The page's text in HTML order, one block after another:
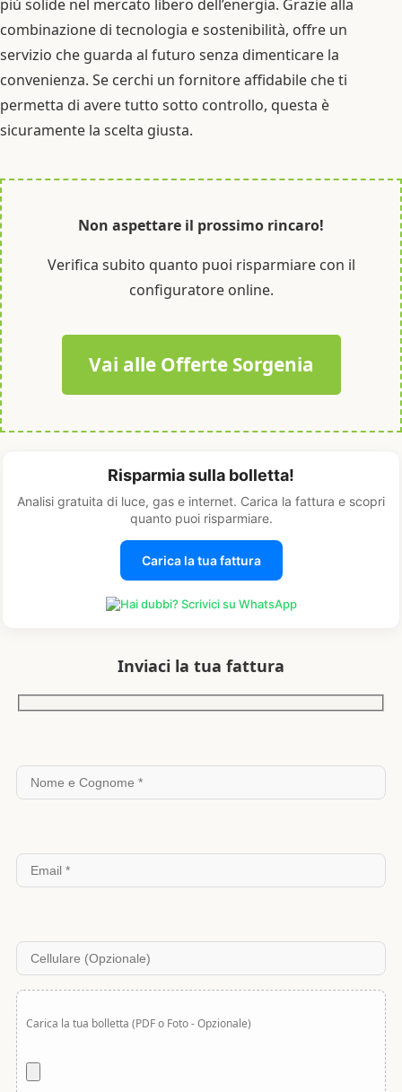
più solide nel mercato libero dell’energia. Grazie alla
combinazione di tecnologia e sostenibilità, offre un
servizio che guarda al futuro senza dimenticare la
convenienza. Se cerchi un fornitore affidabile che ti
permetta di avere tutto sotto controllo, questa è
sicuramente la scelta giusta.
Non aspettare il prossimo rincaro!
Verifica subito quanto puoi risparmiare con il
configuratore online.
Vai alle Offerte Sorgenia
Risparmia sulla bolletta!
Analisi gratuita di luce, gas e internet. Carica la fattura e scopri
quanto puoi risparmiare.
Carica la tua fattura
Hai dubbi? Scrivici su WhatsApp
Inviaci la tua fattura
Carica la tua bolletta (PDF o Foto - Opzionale)